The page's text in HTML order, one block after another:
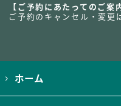
【ご予約にあたってのご案
ご予約のキャンセル・変更
ホーム